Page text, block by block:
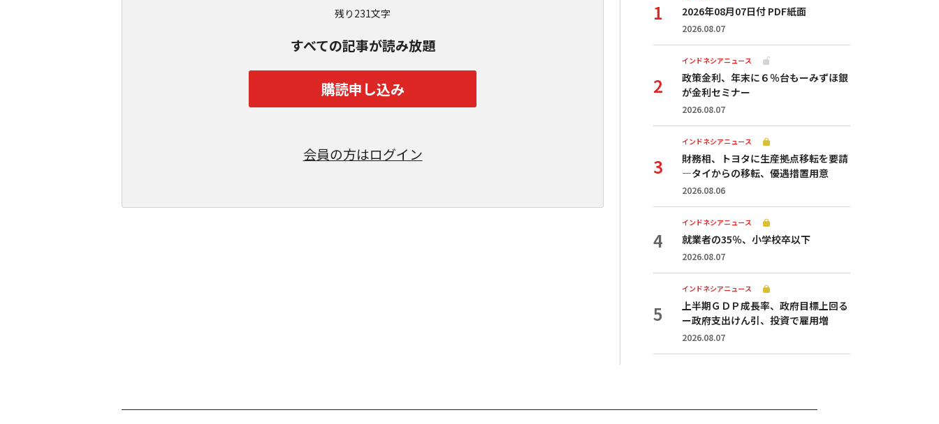
残り231文字
すべての記事が読み放題
購読申し込み
会員の方はログイン
2026年08月07日付 PDF紙面
2026.08.07
インドネシアニュース
政策金利、年末に６％台もーみずほ銀
が金利セミナー
2026.08.07
インドネシアニュース
財務相、トヨタに生産拠点移転を要請
—タイからの移転、優遇措置用意
2026.08.06
インドネシアニュース
就業者の35％、小学校卒以下
2026.08.07
インドネシアニュース
上半期ＧＤＰ成長率、政府目標上回る
ー政府支出けん引、投資で雇用増
2026.08.07